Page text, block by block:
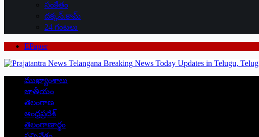
సంకేతం
దక్కన్.కామ్
24 గంటలు
EPaper
ముఖ్యాంశాలు
జాతీయం
తెలంగాణ
ఆంధ్రప్రదేశ్
తెలంగాణార్థం